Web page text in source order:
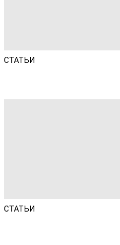
СТАТЬИ
СТАТЬИ